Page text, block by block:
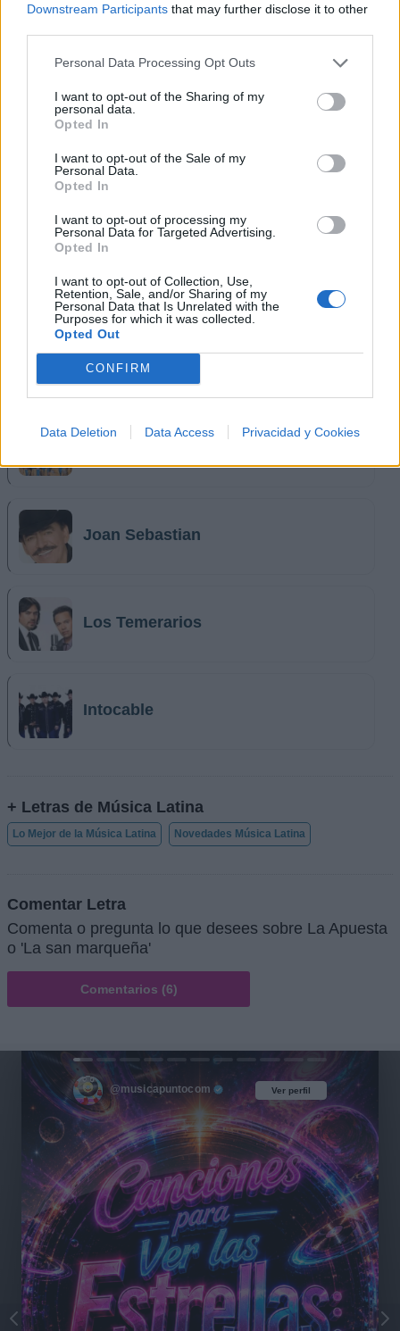
Downstream Participants that may further disclose it to other
Personal Data Processing Opt Outs
I want to opt-out of the Sharing of my
personal data.
Opted In
I want to opt-out of the Sale of my
Personal Data.
Opted In
I want to opt-out of processing my
Personal Data for Targeted Advertising.
Opted In
I want to opt-out of Collection, Use,
Retention, Sale, and/or Sharing of my
Personal Data that Is Unrelated with the
Purposes for which it was collected.
Opted Out
CONFIRM
Data Deletion Data Access Privacidad y Cookies
Música Relacionada
Conjunto Primavera
Los Bukis
El trono de México
Los Angeles Azules
Joan Sebastian
Los Temerarios
Intocable
+ Letras de Música Latina
Lo Mejor de la Música Latina Novedades Música Latina
Comentar Letra
Comenta o pregunta lo que desees sobre La Apuesta
o 'La san marqueña'
Comentarios (6)
Ver perfil
@musicapuntocom Ver perfil